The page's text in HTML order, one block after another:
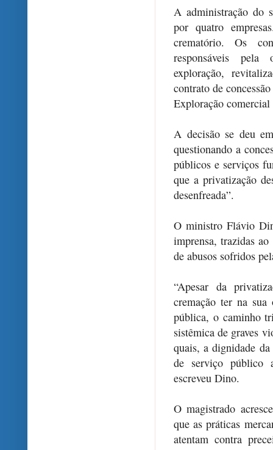
A administração do
por quatro
crematório. Os
responsáveis pela
exploração,
contrato de
Exploração comercial
A decisão se deu
questionando a
públicos e serviços
que a privatização
desenfreada”.
O ministro Flávio
imprensa, trazidas
de abusos sofridos
“Apesar da
cremação ter na
pública, o caminho
sistêmica de graves
quais, a dignidade
de serviço público
escreveu Dino.
O magistrado
que as práticas
atentam contra